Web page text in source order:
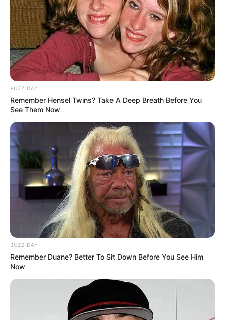
2. Ada yang mau nemenin Farah gowes?
BUZZ DAY
Remember Hensel Twins? Take A Deep Breath Before You
See Them Now
BUZZ DAY
Remember Duane? Better To Sit Down Before You See Him
Now